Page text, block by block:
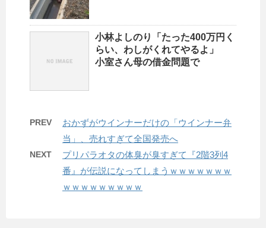
小林よしのり「たった400万円く
らい、わしがくれてやるよ」
小室さん母の借金問題で
PREV
おかずがウインナーだけの「ウインナー弁
当」、売れすぎて全国発売へ
NEXT
プリパラオタの体臭が臭すぎて『2階3列4
番』が伝説になってしまうｗｗｗｗｗｗｗ
ｗｗｗｗｗｗｗｗｗ